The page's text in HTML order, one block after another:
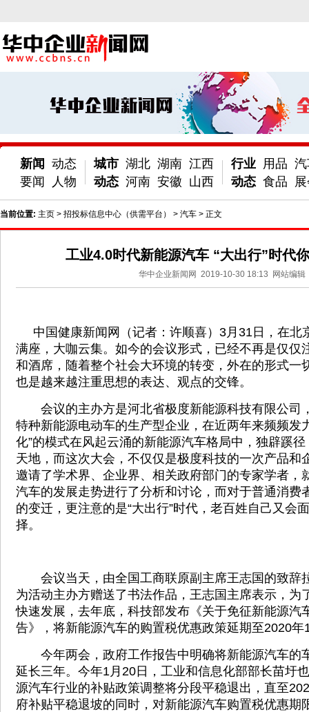
新闻
要闻
动态
人物
城市
动态
湖北 湖南 江西
河南 安徽 山西
行业
动态
用品
食品
当前位置: 主页 > 招投标信息中心（供需平台） > 汽车 > 正文
工业4.0时代新能源汽车 “大出行”时代
华中企业新闻网 2019-10-30 18:13 网站编辑
中国健康新闻网（记者：许顺喜）3月31日，在北
满座，大咖云集。如今的会议形式，已经不再是仅仅
和酒席，随着整个社会大环境的转变，外在的形式一
也是越来越注重思想的表达、观点的交锋。
会议的主办方是河北省极度新能源科技有限公司
特种新能源电动车的生产型企业，在近两年来频频发
化”的模式在风起云涌的新能源汽车格局中，独辟蹊
天地，而这次大会，不仅仅是极度科技的一次产品和
邀请了学术界、企业界、相关政府部门的专家学者，
汽车的发展走势进行了分析和讨论，而对于普通消费
的变迁，更注意的是“大出行”时代，老百姓自己又会
择。
会议当天，由全国工商联原副主席王志国的致辞
为活动主办方赠送了书法作品，王志国主席表示，为
快速发展，去年底，科技部发布《关于免征新能源汽
告》，将新能源汽车的购置税优惠政策延期至2020年
今年两会，政府工作报告中明确将新能源汽车的
延长三年。今年1月20日，工业和信息化部部长苗圩
源汽车行业的补贴政策调整将分段平稳退出，直至
府补贴平稳退坡的同时，对新能源汽车购置税优惠期